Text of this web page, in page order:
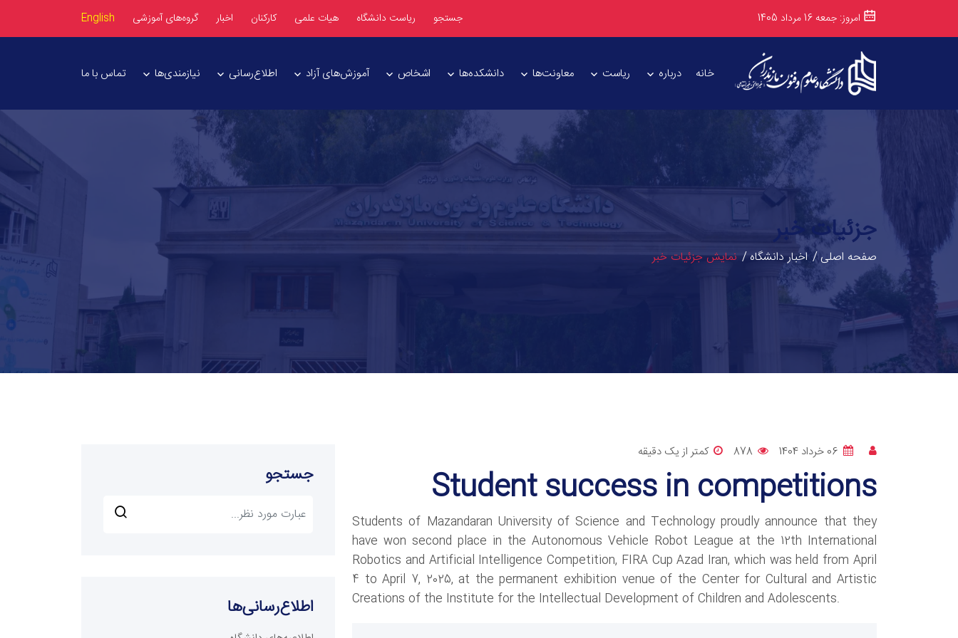
امروز: جمعه 16 مرداد 1405 جستجو ریاست دانشگاه هیات علمی کارکنان اخبار گروه‌های آموزشی English
خانه درباره ریاست معاونت‌ها دانشکده‌ها اشخاص آموزش‌های آزاد اطلاع‌رسانی نیازمندی‌ها تماس با ما
جزئیات خبر
صفحه اصلی اخبار دانشگاه نمایش جزئیات خبر
06 خرداد 1404 878 کمتر از یک دقیقه
Student success in competitions
Students of Mazandaran University of Science and Technology proudly announce that they
have won second place in the Autonomous Vehicle Robot League at the 12th International
Robotics and Artificial Intelligence Competition, FIRA Cup Azad Iran, which was held from April
4 to April 7, 2025, at the permanent exhibition venue of the Center for Cultural and Artistic
Creations of the Institute for the Intellectual Development of Children and Adolescents.
جستجو
اطلاع‌رسانی‌ها